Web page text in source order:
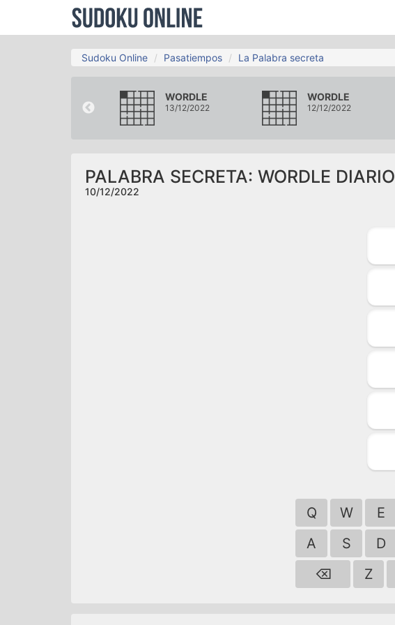
Sudoku Online Pasatiempos La Palabra secreta
WORDLE
13/12/2022
WORDLE
12/12/2022
PALABRA SECRETA: WORDLE DIARIO
10/12/2022
Q W E
A
S D
⌫
Z